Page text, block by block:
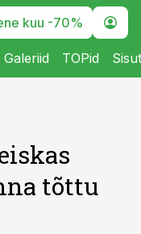
kuu -70%
Galeriid TOPid
tõttu